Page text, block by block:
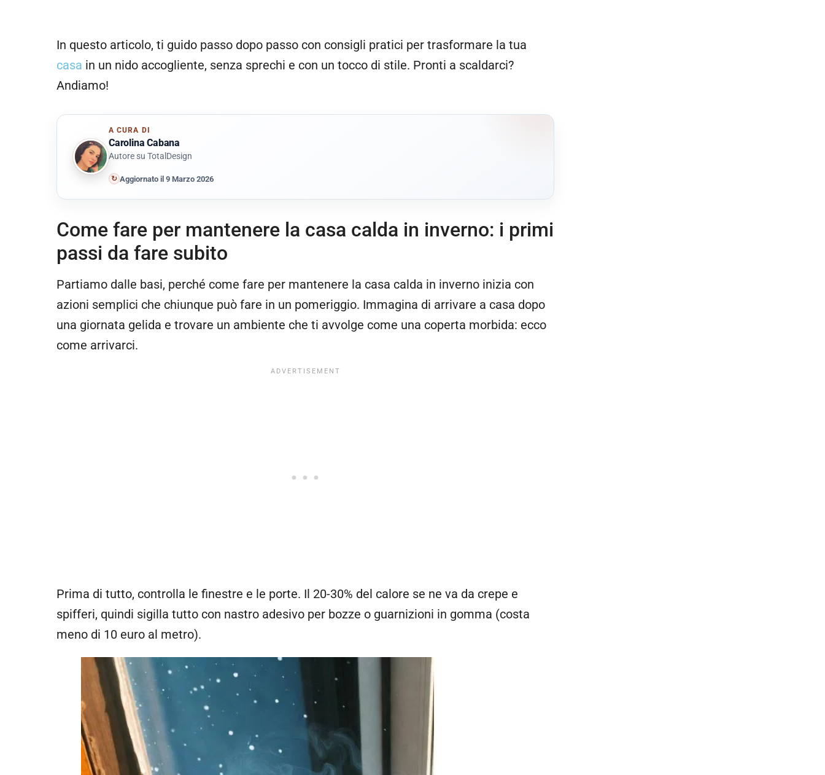
In questo articolo, ti guido passo dopo passo con consigli pratici per trasformare la tua
casa in un nido accogliente, senza sprechi e con un tocco di stile. Pronti a scaldarci?
Andiamo!
A CURA DI
Carolina Cabana
Autore su TotalDesign
↻ Aggiornato il 9 Marzo 2026
Come fare per mantenere la casa calda in inverno: i primi
passi da fare subito
Partiamo dalle basi, perché come fare per mantenere la casa calda in inverno inizia con
azioni semplici che chiunque può fare in un pomeriggio. Immagina di arrivare a casa dopo
una giornata gelida e trovare un ambiente che ti avvolge come una coperta morbida: ecco
come arrivarci.
Prima di tutto, controlla le finestre e le porte. Il 20-30% del calore se ne va da crepe e
spifferi, quindi sigilla tutto con nastro adesivo per bozze o guarnizioni in gomma (costa
meno di 10 euro al metro).